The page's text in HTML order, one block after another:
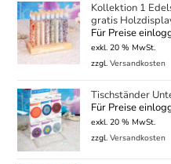
Kollektion 1
gratis
Für Preise
exkl. 20 % MwSt.
zzgl.Versandkosten
Tischständer
Für Preise
exkl. 20 % MwSt.
zzgl.Versandkosten